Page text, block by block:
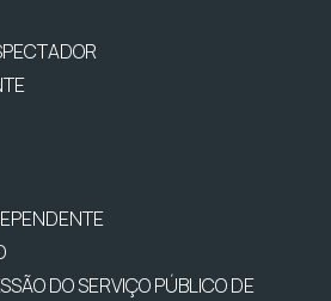
DO SERVIÇO PÚBLICO DE